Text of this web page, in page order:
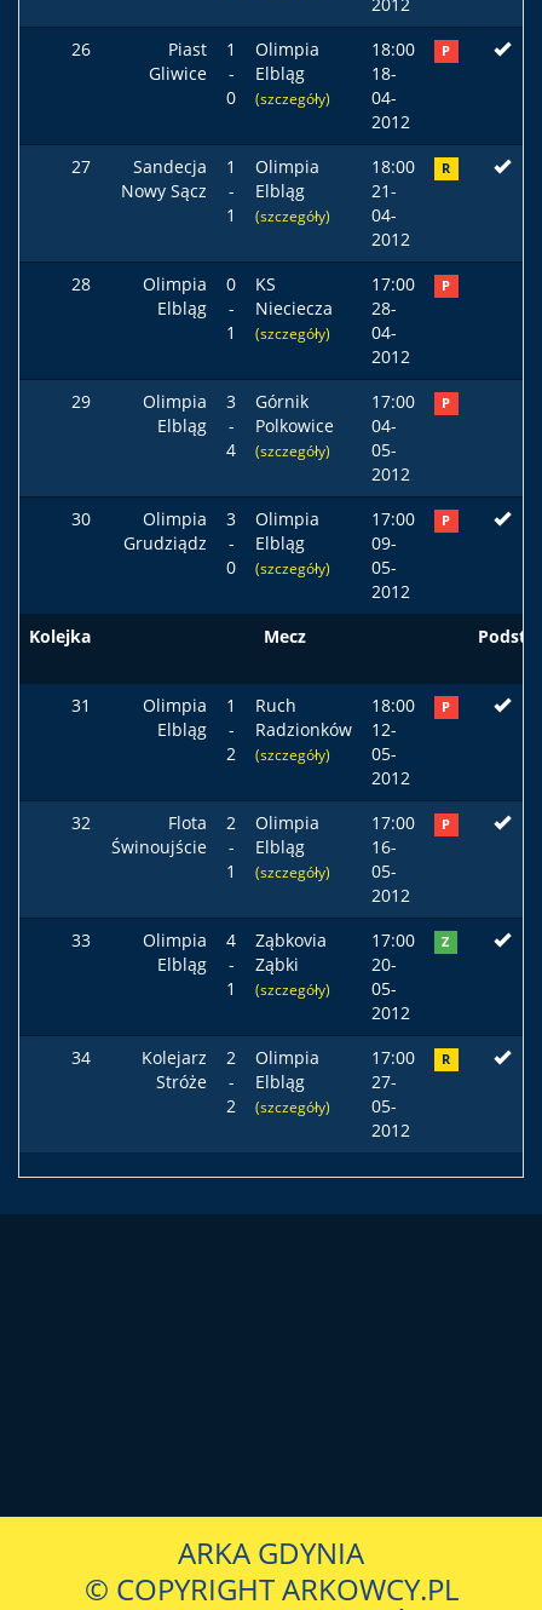
26
Piast
Gliwice
1
-
0
Olimpia
Elbląg
(szczegóły)
18:00
18-
04-
2012
P
27
Sandecja
Nowy Sącz
1
-
1
Olimpia
Elbląg
(szczegóły)
18:00
21-
04-
2012
R
28
Olimpia
Elbląg
0
-
1
KS
Nieciecza
(szczegóły)
17:00
28-
04-
2012
P
29
Olimpia
Elbląg
3
-
4
Górnik
Polkowice
(szczegóły)
17:00
04-
05-
2012
P
30
Olimpia
Grudziądz
3
-
0
Olimpia
Elbląg
(szczegóły)
17:00
09-
05-
2012
P
Kolejka Mecz Podst
31
Olimpia
Elbląg
1
-
2
Ruch
Radzionków
(szczegóły)
18:00
12-
05-
2012
P
32
Flota
Świnoujście
2
-
1
Olimpia
Elbląg
(szczegóły)
17:00
16-
05-
2012
P
33
Olimpia
Elbląg
4
-
1
Ząbkovia
Ząbki
(szczegóły)
17:00
20-
05-
2012
Z
34
Kolejarz
Stróże
2
-
2
Olimpia
Elbląg
(szczegóły)
17:00
27-
05-
2012
R
ARKA GDYNIA
© COPYRIGHT ARKOWCY.PL